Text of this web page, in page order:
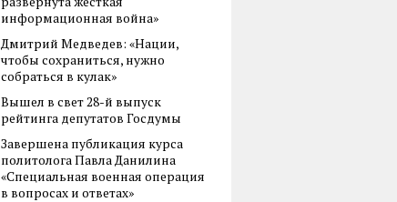
информационная война»
Дмитрий Медведев: «Нации,
чтобы сохраниться, нужно
собраться в кулак»
Вышел в свет 28-й выпуск
рейтинга депутатов Госдумы
Завершена публикация курса
политолога Павла Данилина
«Специальная военная операция
в вопросах и ответах»